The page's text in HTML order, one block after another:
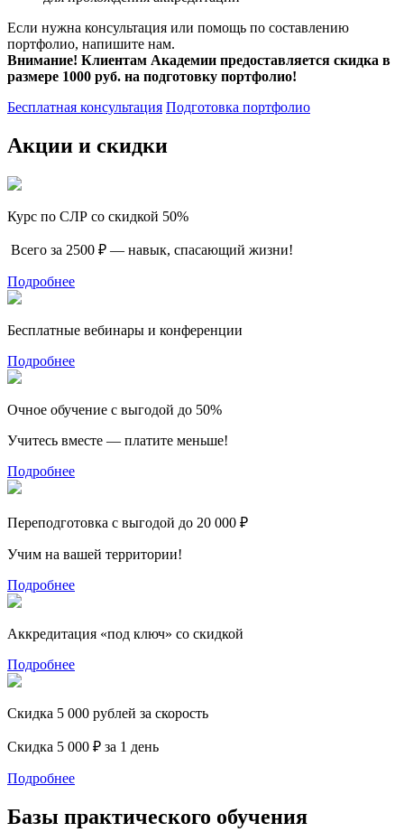
Если нужна консультация или помощь по составлению
портфолио, напишите нам.
Внимание! Клиентам Академии предоставляется скидка в
размере 1000 руб. на подготовку портфолио!
Бесплатная консультация Подготовка портфолио
Акции и скидки
Курс по СЛР со скидкой 50%
Всего за 2500 ₽ — навык, спасающий жизни!
Подробнее
Бесплатные вебинары и конференции
Подробнее
Очное обучение с выгодой до 50%
Учитесь вместе — платите меньше!
Подробнее
Переподготовка с выгодой до 20 000 ₽
Учим на вашей территории!
Подробнее
Аккредитация «под ключ» со скидкой
Подробнее
Скидка 5 000 рублей за скорость
Скидка 5 000 ₽ за 1 день
Подробнее
Базы практического обучения